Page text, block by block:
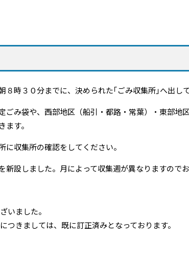
時３０分までに、決められた｢ごみ収集所｣へ出し
み袋や、西部地区（船引・都路・常葉）・東部地
ます。
収集所の確認をしてください。
設しました。月によって収集週が異なりますので
いました。
きましては、既に訂正済みとなっております。